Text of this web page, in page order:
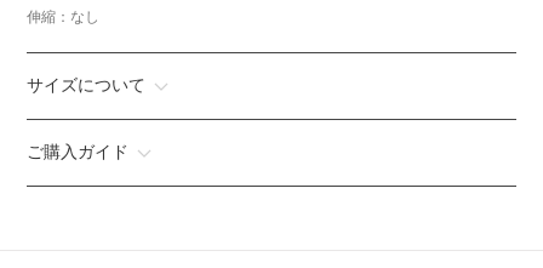
伸縮：なし
サイズについて
ご購入ガイド